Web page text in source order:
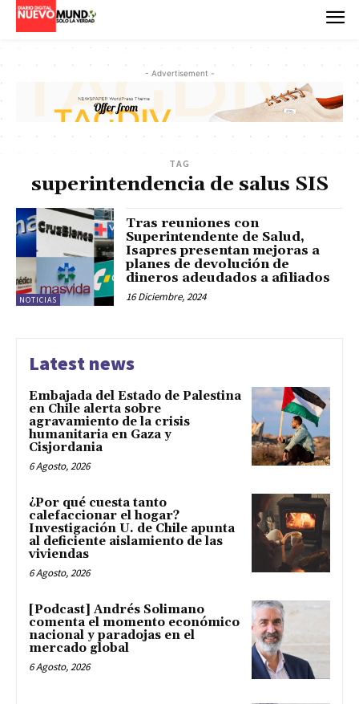
- Advertisement -
TAG
superintendencia de salus SIS
NOTICIAS
Tras reuniones con
Superintendente de Salud,
Isapres presentan mejoras a
planes de devolución de
dineros adeudados a afiliados
16 Diciembre, 2024
Latest news
Embajada del Estado de Palestina
en Chile alerta sobre
agravamiento de la crisis
humanitaria en Gaza y
Cisjordania
6 Agosto, 2026
¿Por qué cuesta tanto
calefaccionar el hogar?
Investigación U. de Chile apunta
al deficiente aislamiento de las
viviendas
6 Agosto, 2026
[Podcast] Andrés Solimano
comenta el momento económico
nacional y paradojas en el
mercado global
6 Agosto, 2026